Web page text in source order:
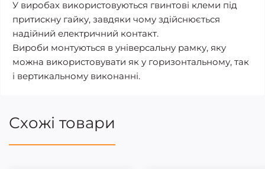
У виробах використовуються гвинтові клеми під
притискну гайку, завдяки чому здійснюється
надійний електричний контакт.
Вироби монтуються в універсальну рамку, яку
можна використовувати як у горизонтальному, так
і вертикальному виконанні.
Схожі товари